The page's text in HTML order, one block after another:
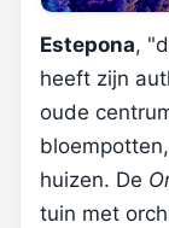
Estepona,
heeft zijn
oude
huizen. De
tuin met